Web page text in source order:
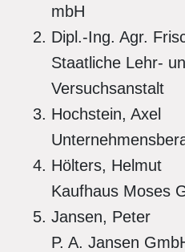
mbH
Dipl.-Ing. Agr.
Staatliche Lehr-
Versuchsanstalt
Hochstein, Axel
Hölters, Helmut
Kaufhaus Moses
Jansen, Peter
P. A. Jansen